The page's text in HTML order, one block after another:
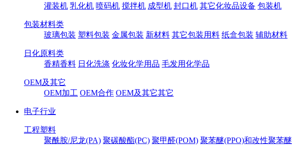
灌装机 乳化机 喷码机 搅拌机 成型机 封口机 其它化妆品设备 包装机
包装材料类
玻璃包装 塑料包装 金属包装 新材料 其它包装用料 纸盒包装 辅助材料
日化原料类
香精香料 日化洗涤 化妆化学用品 毛发用化学品
OEM及其它
OEM加工 OEM合作 OEM及其它其它
电子行业
工程塑料
聚酰胺/尼龙(PA) 聚碳酸酯(PC) 聚甲醛(POM) 聚苯醚(PPO)和改性聚苯醚